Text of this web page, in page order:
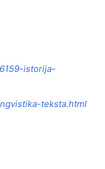
istorija-
teksta.html